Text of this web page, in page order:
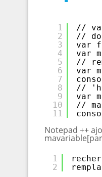
1
2
3
4
5
6
7
8
9
10
11
//
//
var
var
//
var
//
var
//
Notepad ++
1
2